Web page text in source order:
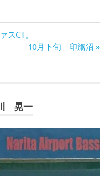
スCT。
次
の
10月下旬 印旛沼
晃一